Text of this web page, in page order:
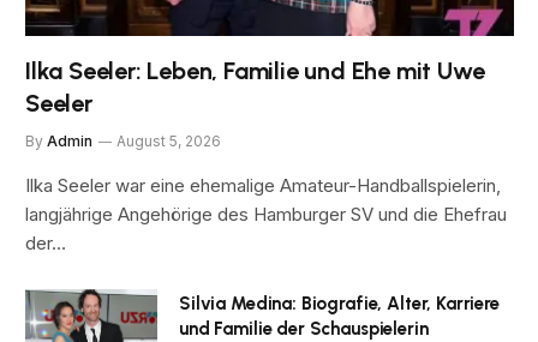
Ilka Seeler: Leben, Familie und Ehe mit Uwe
Seeler
By Admin August 5, 2026
Ilka Seeler war eine ehemalige Amateur-Handballspielerin,
langjährige Angehörige des Hamburger SV und die Ehefrau
der…
Silvia Medina: Biografie, Alter, Karriere
und Familie der Schauspielerin